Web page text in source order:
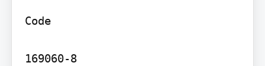
Code
169060-8